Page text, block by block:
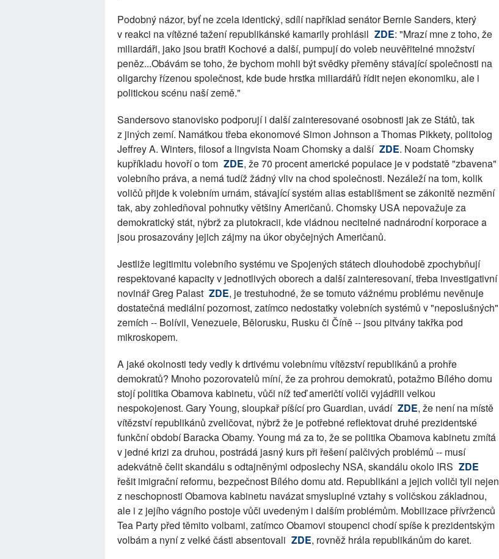
Podobný názor, byť ne zcela identický, sdílí například senátor Bernie Sanders, který
v reakci na vítězné tažení republikánské kamarily prohlásil ZDE: "Mrazí mne z toho, že
miliardáři, jako jsou bratři Kochové a další, pumpují do voleb neuvěřitelné množství
peněz...Obávám se toho, že bychom mohli být svědky přeměny stávající společnosti na
oligarchy řízenou společnost, kde bude hrstka miliardářů řídit nejen ekonomiku, ale i
politickou scénu naší země."
Sandersovo stanovisko podporují i další zainteresované osobnosti jak ze Států, tak
z jiných zemí. Namátkou třeba ekonomové Simon Johnson a Thomas Pikkety, politolog
Jeffrey A. Winters, filosof a lingvista Noam Chomsky a další ZDE. Noam Chomsky
kupříkladu hovoří o tom ZDE, že 70 procent americké populace je v podstatě "zbavena"
volebního práva, a nemá tudíž žádný vliv na chod společnosti. Nezáleží na tom, kolik
voličů přijde k volebním urnám, stávající systém alias establišment se zákonitě nezmění
tak, aby zohledňoval pohnutky většiny Američanů. Chomsky USA nepovažuje za
demokratický stát, nýbrž za plutokracii, kde vládnou necitelné nadnárodní korporace a
jsou prosazovány jejich zájmy na úkor obyčejných Američanů.
Jestliže legitimitu volebního systému ve Spojených státech dlouhodobě zpochybňují
respektované kapacity v jednotlivých oborech a další zainteresovaní, třeba investigativní
novinář Greg Palast ZDE, je trestuhodné, že se tomuto vážnému problému nevěnuje
dostatečná mediální pozornost, zatímco nedostatky volebních systémů v "neposlušných"
zemích -- Bolívii, Venezuele, Bělorusku, Rusku či Číně -- jsou pitvány takřka pod
mikroskopem.
A jaké okolnosti tedy vedly k drtivému volebnímu vítězství republikánů a prohře
demokratů? Mnoho pozorovatelů míní, že za prohrou demokratů, potažmo Bílého domu
stojí politika Obamova kabinetu, vůči níž teď američtí voliči vyjádřili velkou
nespokojenost. Gary Young, sloupkař píšící pro Guardian, uvádí ZDE, že není na místě
vítězství republikánů zveličovat, nýbrž že je potřebné reflektovat druhé prezidentské
funkční období Baracka Obamy. Young má za to, že se politika Obamova kabinetu zmítá
v jedné krizi za druhou, postrádá jasný kurs při řešení palčivých problémů -- musí
adekvátně čelit skandálu s odtajněnými odposlechy NSA, skandálu okolo IRS ZDE
řešit imigrační reformu, bezpečnost Bílého domu atd. Republikáni a jejich voliči tyli nejen
z neschopnosti Obamova kabinetu navázat smysluplné vztahy s voličskou základnou,
ale i z jejího vágního postoje vůči uvedeným i dalším problémům. Mobilizace přívrženců
Tea Party před těmito volbami, zatímco Obamovi stoupenci chodí spíše k prezidentským
volbám a nyní z velké části absentovali ZDE, rovněž hrála republikánům do karet.